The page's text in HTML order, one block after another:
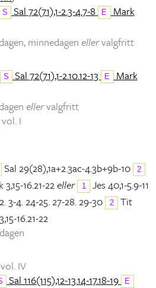
S Sal 72(71),1-2.3-4.7-8 E Mark
minnedagen ellervalgfritt
S Sal 72(71),1-2.10.12-13 E Mark
ellervalgfritt
I
Sal 29(28),1a+2.3ac-4.3b+9b-10 2
3,15-16.21-22eller 1 Jes 40,1-5.9-11
3-4. 24-25. 27-28. 29-30 2 Tit
16.21-22
IV
Sal 116(115),12-13.14-17.18-19 E